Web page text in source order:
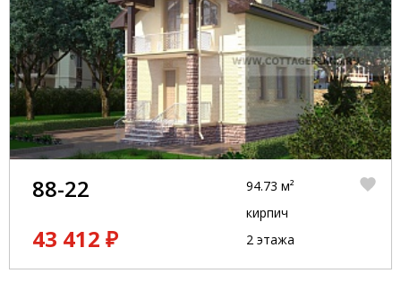
88-22
43 412 ₽
94.73 м²
кирпич
2 этажа